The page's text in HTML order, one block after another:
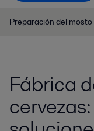
Preparación del mosto
Fábrica